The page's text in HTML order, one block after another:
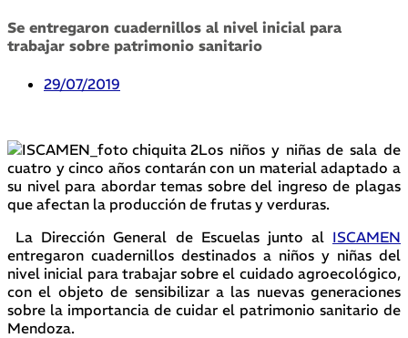
Se entregaron cuadernillos al nivel inicial para
trabajar sobre patrimonio sanitario
29/07/2019
Los niños y niñas de sala de
cuatro y cinco años contarán con un material adaptado a
su nivel para abordar temas sobre del ingreso de plagas
que afectan la producción de frutas y verduras.
La Dirección General de Escuelas junto al ISCAMEN
entregaron cuadernillos destinados a niños y niñas del
nivel inicial para trabajar sobre el cuidado agroecológico,
con el objeto de sensibilizar a las nuevas generaciones
sobre la importancia de cuidar el patrimonio sanitario de
Mendoza.